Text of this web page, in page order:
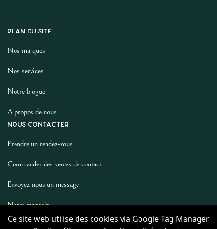
Ce site web utilise des cookies via Google Tag Manager
PLAN DU SITE
Nos marques
Nos services
Notre blogue
A propos de nous
NOUS CONTACTER
Prendre un rendez-vous
Commander des verres de contact
Envoyez-nous un message
Notre magasin
LES AUTRES